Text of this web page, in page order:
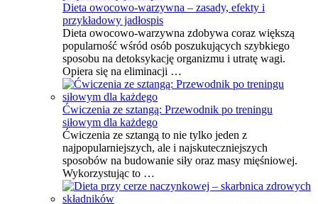
Dieta owocowo-warzywna – zasady, efekty i
przykładowy jadłospis
Dieta owocowo-warzywna zdobywa coraz większą
popularność wśród osób poszukujących szybkiego
sposobu na detoksykację organizmu i utratę wagi.
Opiera się na eliminacji …
Ćwiczenia ze sztangą: Przewodnik po treningu
siłowym dla każdego
Ćwiczenia ze sztangą to nie tylko jeden z
najpopularniejszych, ale i najskuteczniejszych
sposobów na budowanie siły oraz masy mięśniowej.
Wykorzystując to …